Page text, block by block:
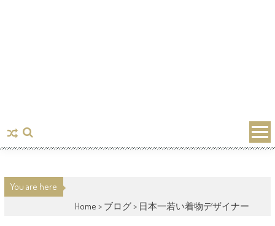
You are here
Home > ブログ> 日本一若い着物デザイナー